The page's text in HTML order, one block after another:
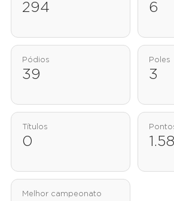
294 6
Pódios
39
Poles
3
Títulos
0
Melhor campeonato